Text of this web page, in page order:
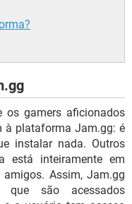
os gamers aficionados
à plataforma Jam.gg: é
instalar nada. Outros
está inteiramente em
Assim, Jam.gg
que são acessados